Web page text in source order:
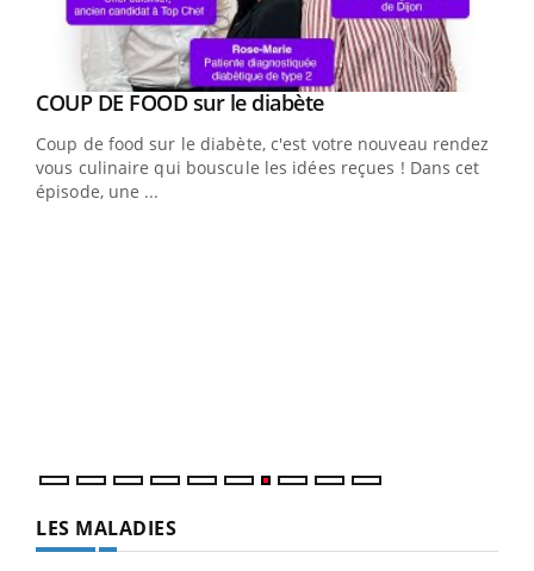
Youtube
COUP DE FOOD sur le diabèteYoutube
Coup de food sur le diabète, c'est votre nouveau rendez-
vous culinaire qui bouscule les idées reçues ! Dans cet
épisode, une ...
LES MALADIES